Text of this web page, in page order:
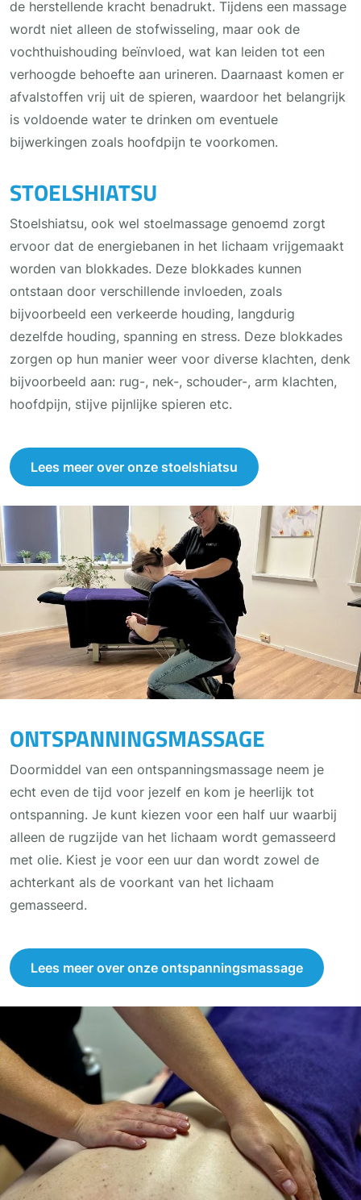
de herstellende kracht benadrukt. Tijdens een massage
wordt niet alleen de stofwisseling, maar ook de
vochthuishouding beïnvloed, wat kan leiden tot een
verhoogde behoefte aan urineren. Daarnaast komen er
afvalstoffen vrij uit de spieren, waardoor het belangrijk
is voldoende water te drinken om eventuele
bijwerkingen zoals hoofdpijn te voorkomen.
STOELSHIATSU
Stoelshiatsu, ook wel stoelmassage genoemd zorgt
ervoor dat de energiebanen in het lichaam vrijgemaakt
worden van blokkades. Deze blokkades kunnen
ontstaan door verschillende invloeden, zoals
bijvoorbeeld een verkeerde houding, langdurig
dezelfde houding, spanning en stress. Deze blokkades
zorgen op hun manier weer voor diverse klachten, denk
bijvoorbeeld aan: rug-, nek-, schouder-, arm klachten,
hoofdpijn, stijve pijnlijke spieren etc.
Lees meer over onze stoelshiatsu
ONTSPANNINGSMASSAGE
Doormiddel van een ontspanningsmassage neem je
echt even de tijd voor jezelf en kom je heerlijk tot
ontspanning. Je kunt kiezen voor een half uur waarbij
alleen de rugzijde van het lichaam wordt gemasseerd
met olie. Kiest je voor een uur dan wordt zowel de
achterkant als de voorkant van het lichaam
gemasseerd.
Lees meer over onze ontspanningsmassage